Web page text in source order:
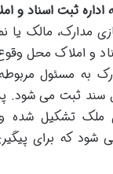
مدارک، مالک یا
و املاک محل
به مسئول
سند ثبت می شود.
ملک تشکیل
شود که برای